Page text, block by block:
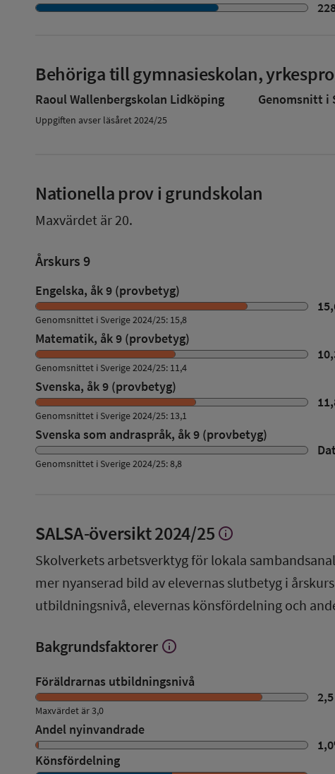
Behöriga till gymnasieskolan,
Raoul Wallenbergskolan Lidköping Genomsnitt i
Uppgiften avser läsåret 2024/25
Nationella prov i grundskolan
Maxvärdet är 20.
Årskurs 9
Engelska, åk 9 (provbetyg)
Genomsnittet i Sverige 2024/25: 15,8
Matematik, åk 9 (provbetyg)
Genomsnittet i Sverige 2024/25: 11,4
Svenska, åk 9 (provbetyg)
Genomsnittet i Sverige 2024/25: 13,1
Svenska som andraspråk, åk 9 (provbetyg)
Genomsnittet i Sverige 2024/25: 8,8
SALSA-översikt2024/25 Visa
om
SALSA-
översikt
info
Skolverkets arbetsverktyg för lokala
mer nyanserad bild av elevernas slutbetyg i
utbildningsnivå, elevernas könsfördelning och
Bakgrundsfaktorer Visa
Bakgrundsfaktorer
info
Föräldrarnas utbildningsnivå
2,5
Maxvärdet är 3,0
Andel nyinvandrade
1,0
Könsfördelning